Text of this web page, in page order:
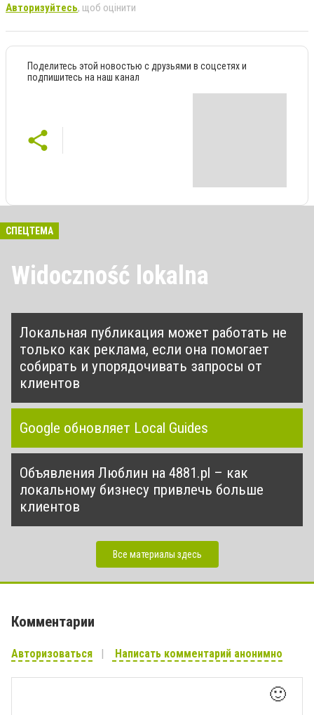
Авторизуйтесь, щоб оцінити
Поделитесь этой новостью с друзьями в соцсетях и
подпишитесь на наш канал
СПЕЦТЕМА
Widoczność lokalna
Локальная публикация может работать не
только как реклама, если она помогает
собирать и упорядочивать запросы от
клиентов
Google обновляет Local Guides
Oбъявления Люблин на 4881.pl – как
локальному бизнесу привлечь больше
клиентов
Все материалы здесь
Комментарии
Авторизоваться Написать комментарий анонимно
🙂